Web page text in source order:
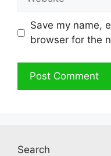
Save my name,
browser for the
Search